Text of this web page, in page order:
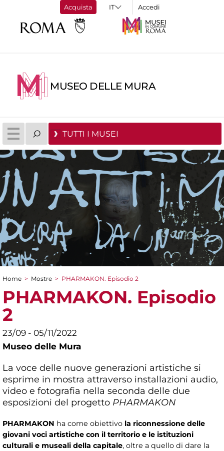
Acquista Accedi
MUSEO DELLE MURA
TUTTI I MUSEI
Tu sei qui
Home > Mostre > PHARMAKON. Episodio 2
PHARMAKON. Episodio
2
23/09 - 05/11/2022
Museo delle Mura
La voce delle nuove generazioni artistiche si
esprime in mostra attraverso installazioni audio,
video e fotografia nella seconda delle due
esposizioni del progetto PHARMAKON
PHARMAKON ha come obiettivo la riconnessione delle
giovani voci artistiche con il territorio e le istituzioni
culturali e museali della capitale, oltre a quello di dare la